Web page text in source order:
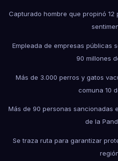
Capturado hombre que propinó
Empleada de empresas públicas
90 millones
Más de 3.000 perros y gatos
comuna 10
Más de 90 personas sancionadas
de la
Se traza ruta para garantizar